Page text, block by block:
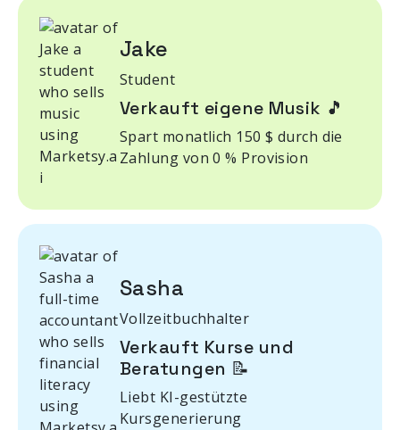
Jake
Student
Verkauft eigene Musik 🎵
Spart monatlich 150 $ durch die
Zahlung von 0 % Provision
Sasha
Vollzeitbuchhalter
Verkauft Kurse und
Beratungen 📝
Liebt KI-gestützte
Kursgenerierung